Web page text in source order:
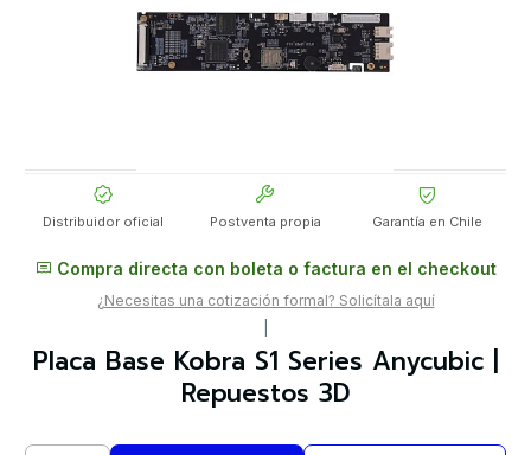
Distribuidor oficial Postventa propia Garantía en Chile
Compra directa con boleta o factura en el checkout
¿Necesitas una cotización formal? Solicítala aquí
Placa Base Kobra S1 Series Anycubic |
Repuestos 3D